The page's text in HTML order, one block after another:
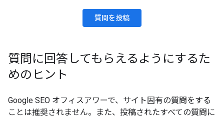
質問を投稿
質問に回答してもらえるようにするた
めのヒント
Google SEO オフィスアワーで、サイト固有の質問をする
ことは推奨されません。また、投稿されたすべての質問に